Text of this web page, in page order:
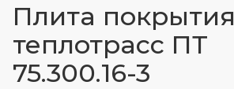
Плита покрытия
теплотрасс ПТ
75.300.16-3